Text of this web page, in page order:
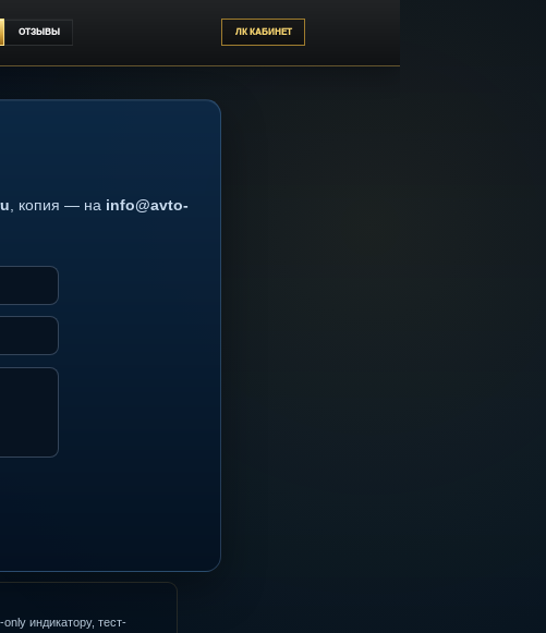
ПОДДЕРЖКА